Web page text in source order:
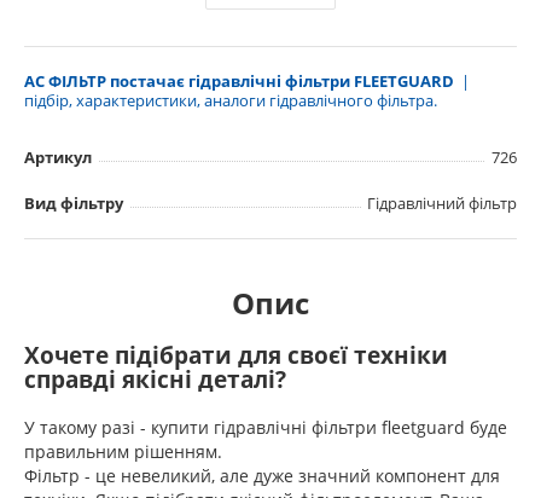
АС ФІЛЬТР постачає гідравлічні фільтри FLEETGUARD |
підбір, характеристики, аналоги гідравлічного фільтра.
Артикул 726
Вид фільтру Гідравлічний фільтр
Опис
Хочете підібрати для своєї техніки
справді якісні деталі?
У такому разі - купити гідравлічні фільтри fleetguard буде
правильним рішенням.
Фільтр - це невеликий, але дуже значний компонент для